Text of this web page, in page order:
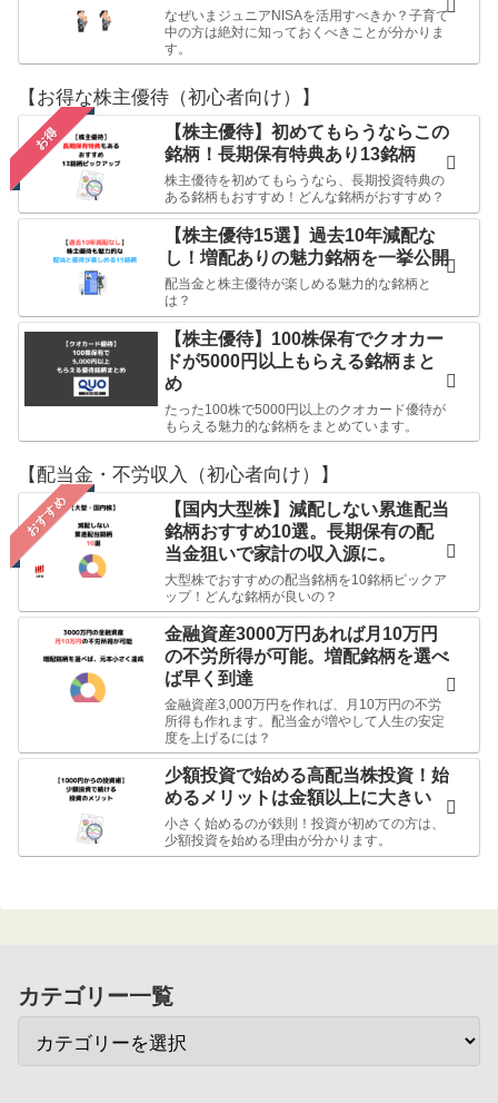
なぜいまジュニアNISAを活用すべきか？子育て
中の方は絶対に知っておくべきことが分かりま
す。
【お得な株主優待（初心者向け）】
お得
【株主優待】初めてもらうならこの
銘柄！長期保有特典あり13銘柄
株主優待を初めてもらうなら、長期投資特典の
ある銘柄もおすすめ！どんな銘柄がおすすめ？
【株主優待15選】過去10年減配な
し！増配ありの魅力銘柄を一挙公開
配当金と株主優待が楽しめる魅力的な銘柄と
は？
【株主優待】100株保有でクオカー
ドが5000円以上もらえる銘柄まと
め
たった100株で5000円以上のクオカード優待が
もらえる魅力的な銘柄をまとめています。
【配当金・不労収入（初心者向け）】
おすすめ
【国内大型株】減配しない累進配当
銘柄おすすめ10選。長期保有の配
当金狙いで家計の収入源に。
大型株でおすすめの配当銘柄を10銘柄ピックア
ップ！どんな銘柄が良いの？
金融資産3000万円あれば月10万円
の不労所得が可能。増配銘柄を選べ
ば早く到達
金融資産3,000万円を作れば、月10万円の不労
所得も作れます。配当金が増やして人生の安定
度を上げるには？
少額投資で始める高配当株投資！始
めるメリットは金額以上に大きい
小さく始めるのが鉄則！投資が初めての方は、
少額投資を始める理由が分かります。
カテゴリー一覧